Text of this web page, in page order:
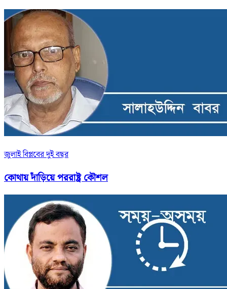
জুলাই বিপ্লবের দুই বছর
কোথায় দাঁড়িয়ে পররাষ্ট্র কৌশল